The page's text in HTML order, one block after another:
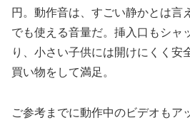
円。動作音は、すごい静かとは言
でも使える音量だ。挿入口もシャ
り、小さい子供には開けにくく安
買い物をして満足。
ご参考までに動作中のビデオもア